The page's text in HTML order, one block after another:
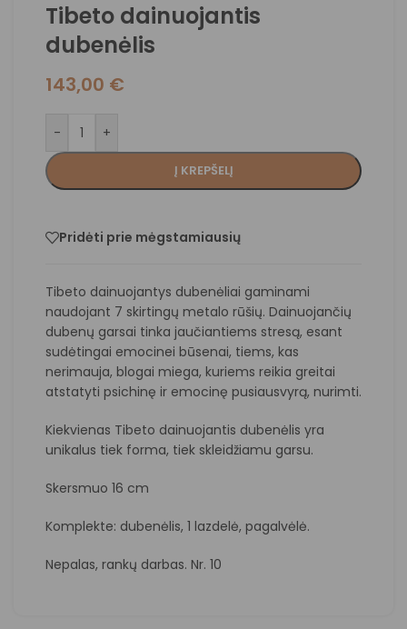
Tibeto dainuojantis
dubenėlis
143,00 €
- +
Į KREPŠELĮ
Pridėti prie mėgstamiausių
Tibeto dainuojantys dubenėliai gaminami
naudojant 7 skirtingų metalo rūšių. Dainuojančių
dubenų garsai tinka jaučiantiems stresą, esant
sudėtingai emocinei būsenai, tiems, kas
nerimauja, blogai miega, kuriems reikia greitai
atstatyti psichinę ir emocinę pusiausvyrą, nurimti.
Kiekvienas Tibeto dainuojantis dubenėlis yra
unikalus tiek forma, tiek skleidžiamu garsu.
Skersmuo 16 cm
Komplekte: dubenėlis, 1 lazdelė, pagalvėlė.
Nepalas, rankų darbas. Nr. 10